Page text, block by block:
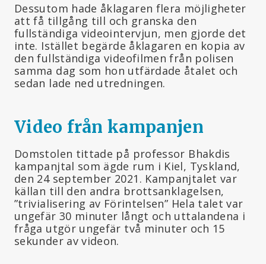
Dessutom hade åklagaren flera möjligheter
att få tillgång till och granska den
fullständiga videointervjun, men gjorde det
inte. Istället begärde åklagaren en kopia av
den fullständiga videofilmen från polisen
samma dag som hon utfärdade åtalet och
sedan lade ned utredningen.
Video från kampanjen
Domstolen tittade på professor Bhakdis
kampanjtal som ägde rum i Kiel, Tyskland,
den 24 september 2021. Kampanjtalet var
källan till den andra brottsanklagelsen,
”trivialisering av Förintelsen” Hela talet var
ungefär 30 minuter långt och uttalandena i
fråga utgör ungefär två minuter och 15
sekunder av videon.